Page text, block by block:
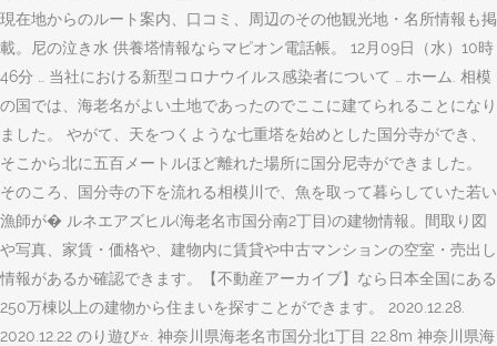
現在地からのルート案内、口コミ、周辺のその他観光地・名所情報も掲
載。尼の泣き水 供養塔情報ならマピオン電話帳。 12月09日（水）10時
46分 … 当社における新型コロナウイルス感染者について … ホーム. 相模
の国では、海老名がよい土地であったのでここに建てられることになり
ました。 やがて、天をつくような七重塔を始めとした国分寺ができ、
そこから北に五百メートルほど離れた場所に国分尼寺ができました。
そのころ、国分寺の下を流れる相模川で、魚を取って暮らしていた若い
漁師が� ルネエアズヒル(海老名市国分南2丁目)の建物情報。間取り図
や写真、家賃・価格や、建物内に賃貸や中古マンションの空室・売出し
情報があるか確認できます。【不動産アーカイブ】なら日本全国にある
250万棟以上の建物から住まいを探すことができます。 2020.12.28.
2020.12.22 のり遊び⭐️. 神奈川県海老名市国分北1丁目 22.8m 神奈川県海